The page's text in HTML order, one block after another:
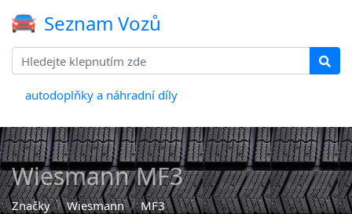
Seznam Vozů
autodoplňky a náhradní díly
Wiesmann MF3
Značky Wiesmann MF3